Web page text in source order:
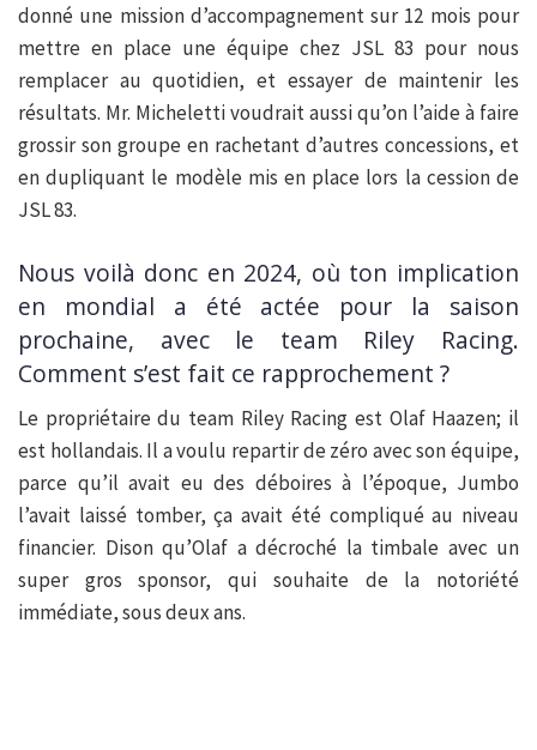
donné une mission d’accompagnement sur 12 mois pour
mettre en place une équipe chez JSL 83 pour nous
remplacer au quotidien, et essayer de maintenir les
résultats. Mr. Micheletti voudrait aussi qu’on l’aide à faire
grossir son groupe en rachetant d’autres concessions, et
en dupliquant le modèle mis en place lors la cession de
JSL 83.
Nous voilà donc en 2024, où ton implication
en mondial a été actée pour la saison
prochaine, avec le team Riley Racing.
Comment s’est fait ce rapprochement ?
Le propriétaire du team Riley Racing est Olaf Haazen; il
est hollandais. Il a voulu repartir de zéro avec son équipe,
parce qu’il avait eu des déboires à l’époque, Jumbo
l’avait laissé tomber, ça avait été compliqué au niveau
financier. Dison qu’Olaf a décroché la timbale avec un
super gros sponsor, qui souhaite de la notoriété
immédiate, sous deux ans.